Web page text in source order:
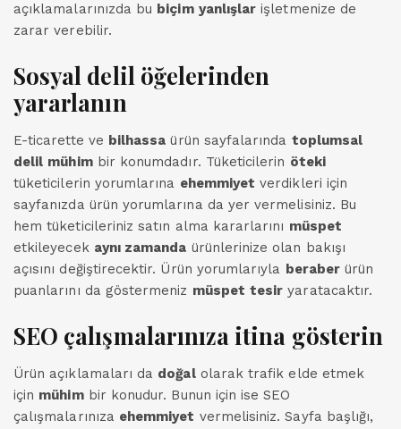
açıklamalarınızda bu biçim yanlışlar işletmenize de
zarar verebilir.
Sosyal delil öğelerinden
yararlanın
E-ticarette ve bilhassa ürün sayfalarında toplumsal
delil mühimbir konumdadır. Tüketicilerin öteki
tüketicilerin yorumlarına ehemmiyet verdikleri için
sayfanızda ürün yorumlarına da yer vermelisiniz. Bu
hem tüketicileriniz satın alma kararlarını müspet
etkileyecek aynı zamanda ürünlerinize olan bakışı
açısını değiştirecektir. Ürün yorumlarıyla beraber ürün
puanlarını da göstermeniz müspet tesir yaratacaktır.
SEO çalışmalarınızaitina gösterin
Ürün açıklamaları da doğalolarak trafik elde etmek
için mühimbir konudur. Bunun için ise SEO
çalışmalarınıza ehemmiyet vermelisiniz. Sayfa başlığı,